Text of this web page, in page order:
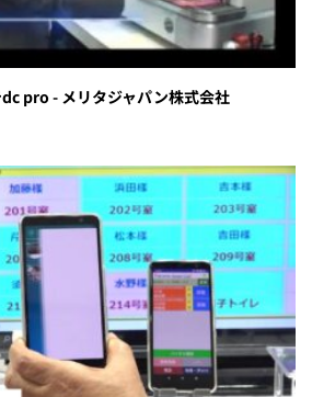
pro - メリタジャパン株式会社